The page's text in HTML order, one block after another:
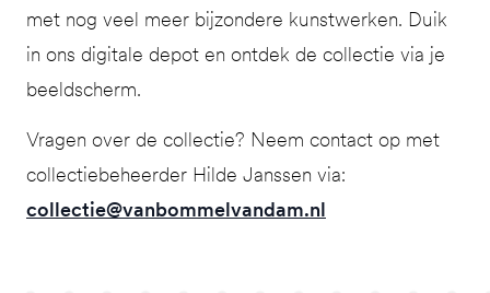
met nog veel meer bijzondere kunstwerken. Duik
in ons digitale depot en ontdek de collectie via je
beeldscherm.
Vragen over de collectie? Neem contact op met
collectiebeheerder Hilde Janssen via:
collectie@vanbommelvandam.nl